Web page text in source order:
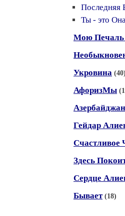
Последняя
Ты - это
Мою Печаль
Укровина (40)
АфоризМы
Гейдар
Счастливое
Здесь
Сердце
Бывает (18)